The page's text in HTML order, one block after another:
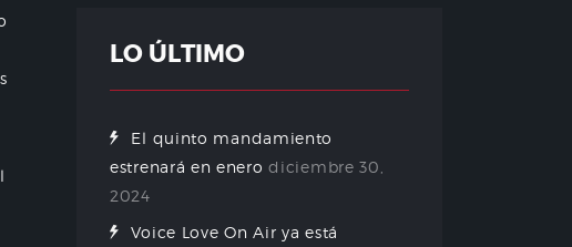
LO ÚLTIMO
El quinto mandamiento
estrenará en enero diciembre 30,
2024
Voice Love On Air ya está